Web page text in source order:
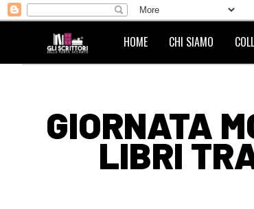
HOME CHI SIAMO
GIORNATA
LIBRI